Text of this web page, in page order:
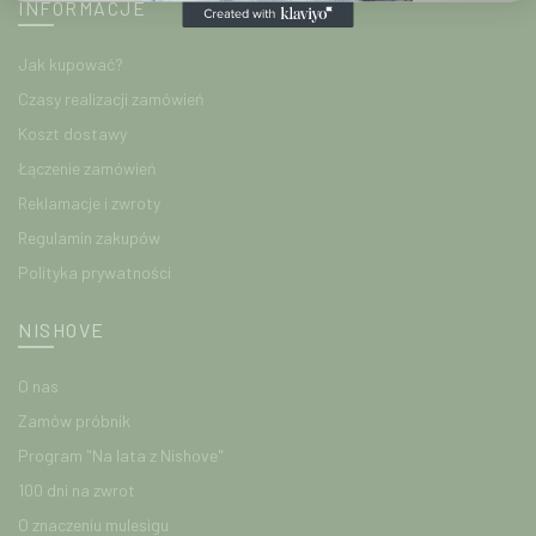
INFORMACJE
Jak kupować?
Czasy realizacji zamówień
Koszt dostawy
Łączenie zamówień
Reklamacje i zwroty
Regulamin zakupów
Polityka prywatności
NISHOVE
O nas
Zamów próbnik
Program "Na lata z Nishove"
100 dni na zwrot
O znaczeniu mulesigu